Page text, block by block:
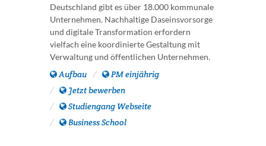
Deutschland gibt es über 18.000 kommunale
Unternehmen. Nachhaltige Daseinsvorsorge
und digitale Transformation erfordern
vielfach eine koordinierte Gestaltung mit
Verwaltung und öffentlichen Unternehmen.
Aufbau
PM einjährig
Jetzt bewerben
Studiengang Webseite
Business School